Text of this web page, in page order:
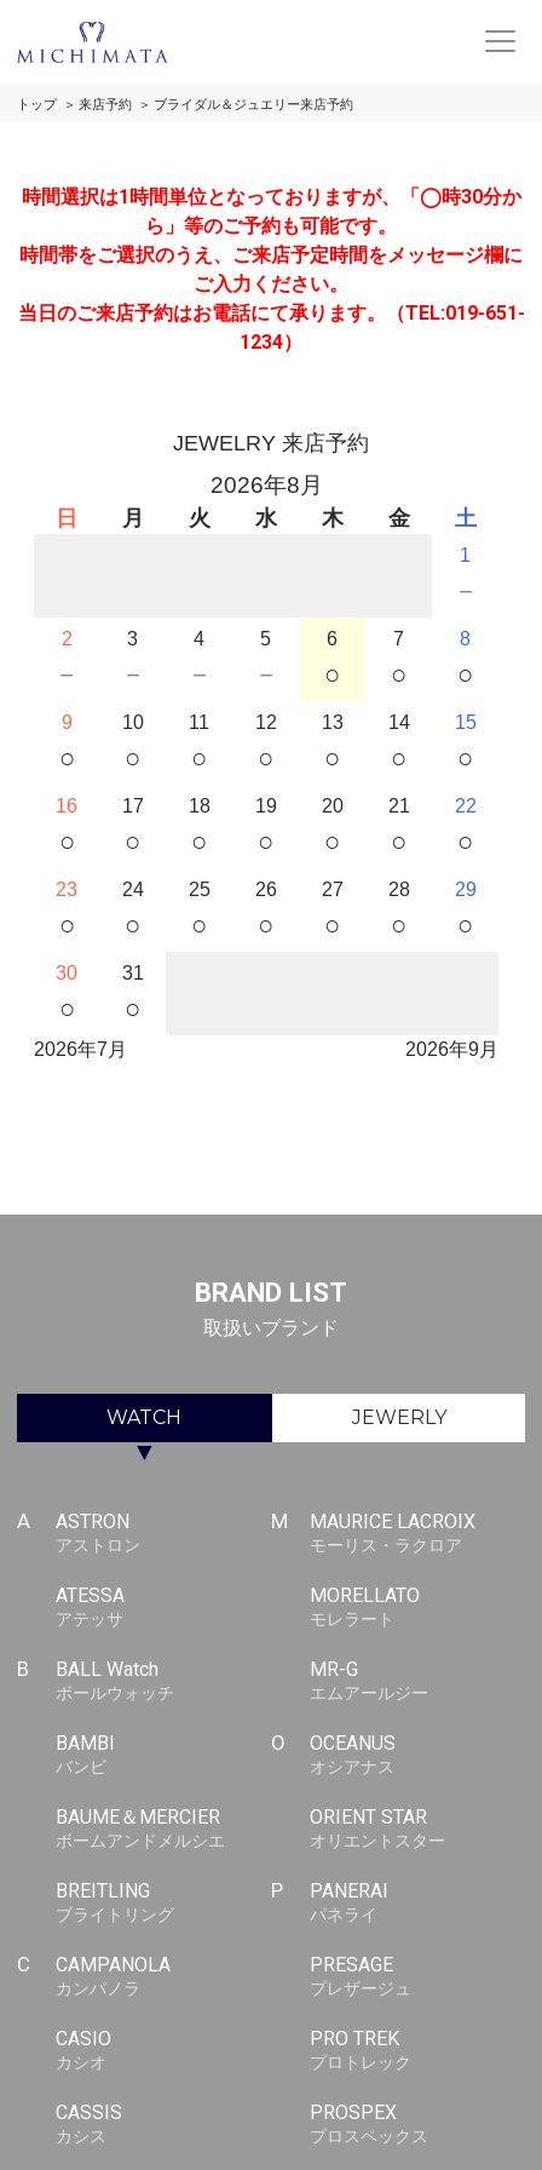
トップ 来店予約 ブライダル＆ジュエリー来店予約
時間選択は1時間単位となっておりますが、「◯時30分か
ら」等のご予約も可能です。
時間帯をご選択のうえ、ご来店予定時間をメッセージ欄に
ご入力ください。
当日のご来店予約はお電話にて承ります。（TEL:019-651-
1234）
JEWELRY 来店予約
2026年8月
日 月 火 水 木 金 土
1
－
2
－
3
－
4
－
5
－
6
○
7
○
8
○
9
○
10
○
11
○
12
○
13
○
14
○
15
○
16
○
17
○
18
○
19
○
20
○
21
○
22
○
23
○
24
○
25
○
26
○
27
○
28
○
29
○
30
○
31
○
2026年7月 2026年9月
BRAND LIST
取扱いブランド
WATCH JEWERLY
▼
A ASTRON
アストロン
ATESSA
アテッサ
B BALL Watch
ボールウォッチ
BAMBI
バンビ
BAUME＆MERCIER
ボームアンドメルシエ
BREITLING
ブライトリング
C CAMPANOLA
カンパノラ
CASIO
カシオ
CASSIS
カシス
M MAURICE LACROIX
モーリス・ラクロア
MORELLATO
モレラート
MR-G
エムアールジー
O OCEANUS
オシアナス
ORIENT STAR
オリエントスター
P PANERAI
パネライ
PRESAGE
プレザージュ
PRO TREK
プロトレック
PROSPEX
プロスペックス